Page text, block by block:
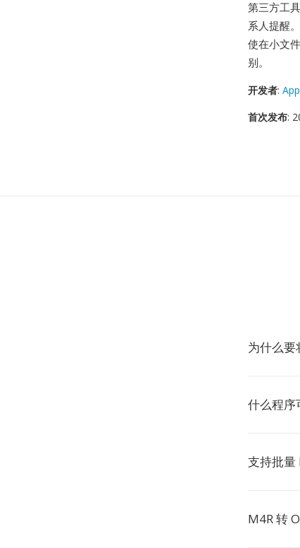
第三方工
系人提醒
使在小文
别。
开发者:
首次发布:
为什么要
什么程序
支持批量
M4R 转